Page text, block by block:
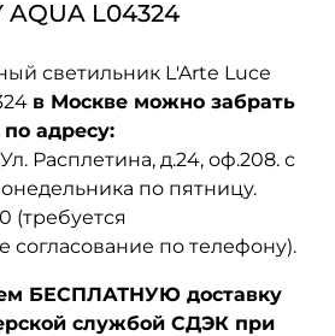
AQUA L04324
светильник L'Arte Luce
в Москве можно забрать
адресу:
Расплетина, д.24, оф.208. с
по пятницу.
(требуется
согласование по телефону).
БЕСПЛАТНУЮ доставку
службой СДЭК при